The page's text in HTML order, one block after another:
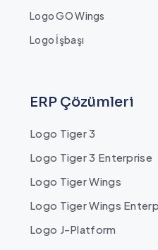
Logo GO Wings
Logo İşbaşı
ERP Çözümleri
Logo Tiger 3
Logo Tiger 3 Enterprise
Logo Tiger Wings
Logo Tiger Wings
Logo J-Platform